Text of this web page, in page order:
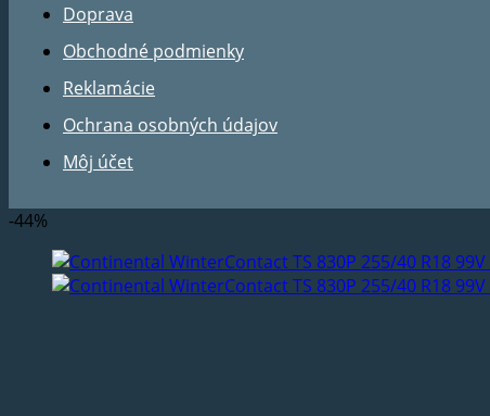
Doprava
Obchodné podmienky
Reklamácie
Ochrana osobných údajov
Môj účet
-44%